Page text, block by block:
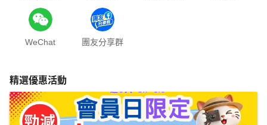
WeChat 團友分享群
精選優惠活動